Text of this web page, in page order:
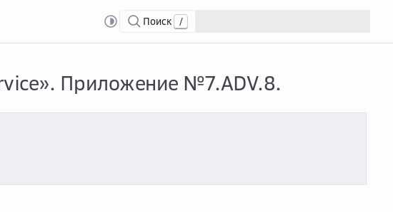
Поиск /
Приложение №7.ADV.8.